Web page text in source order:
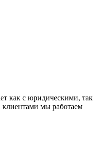
как с юридическими, так
мы работаем